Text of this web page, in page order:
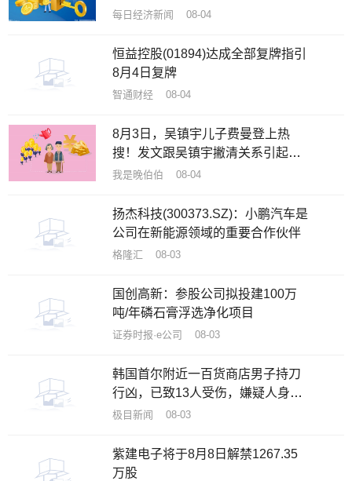
每日经济新闻 08-04
恒益控股(01894)达成全部复牌指引
8月4日复牌
智通财经 08-04
8月3日，吴镇宇儿子费曼登上热
搜！发文跟吴镇宇撇清关系引起热
议
我是晚伯伯 08-04
扬杰科技(300373.SZ)：小鹏汽车是
公司在新能源领域的重要合作伙伴
格隆汇 08-03
国创高新：参股公司拟投建100万
吨/年磷石膏浮选净化项目
证券时报·e公司 08-03
韩国首尔附近一百货商店男子持刀
行凶，已致13人受伤，嫌疑人身份
已确认
极目新闻 08-03
紫建电子将于8月8日解禁1267.35
万股